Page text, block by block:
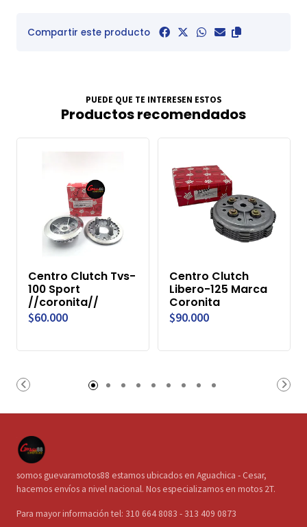
Compartir este producto
PUEDE QUE TE INTERESEN ESTOS
Productos recomendados
Centro Clutch Tvs-
100 Sport
//coronita//
$60.000
Centro Clutch
Libero-125 Marca
Coronita
$90.000
somos guevaramotos88 estamos ubicados en Aguachica - Cesar,
hacemos envíos a nivel nacional. Nos especializamos en motos 2T.
Para mayor información tel: 310 664 8083 - 313 409 0873